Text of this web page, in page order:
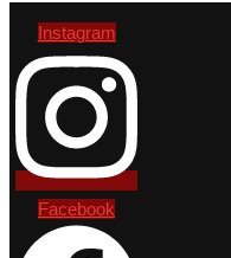
Instagram
Facebook